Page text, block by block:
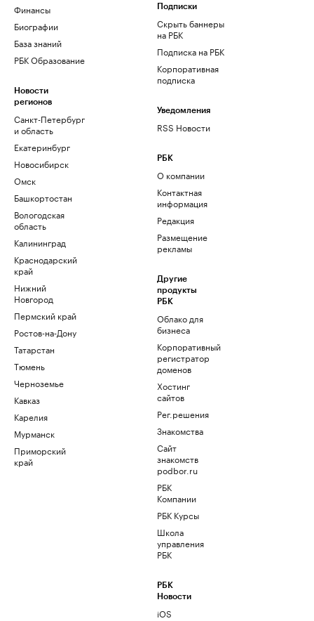
Финансы
Биографии
База знаний
РБК Образование
Новости
регионов
Санкт-Петербург
и область
Екатеринбург
Новосибирск
Омск
Башкортостан
Вологодская
область
Калининград
Краснодарский
край
Нижний
Новгород
Пермский край
Ростов-на-Дону
Татарстан
Тюмень
Черноземье
Кавказ
Карелия
Мурманск
Приморский
край
Подписки
Скрыть баннеры
на РБК
Подписка на РБК
Корпоративная
подписка
Уведомления
RSS Новости
РБК
О компании
Контактная
информация
Редакция
Размещение
рекламы
Другие
продукты
РБК
Облако для
бизнеса
Корпоративный
регистратор
доменов
Хостинг
сайтов
Рег.решения
Знакомства
Сайт
знакомств
podbor.ru
РБК
Компании
РБК Курсы
Школа
управления
РБК
РБК
Новости
iOS